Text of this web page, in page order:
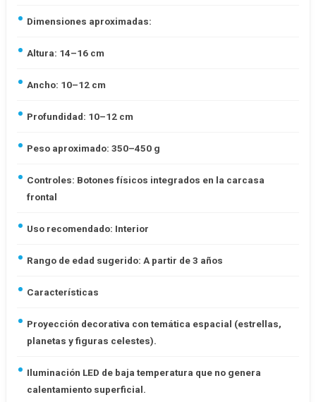
Dimensiones aproximadas:
Altura: 14–16 cm
Ancho: 10–12 cm
Profundidad: 10–12 cm
Peso aproximado: 350–450 g
Controles: Botones físicos integrados en la carcasa
frontal
Uso recomendado: Interior
Rango de edad sugerido: A partir de 3 años
Características
Proyección decorativa con temática espacial (estrellas,
planetas y figuras celestes).
Iluminación LED de baja temperatura que no genera
calentamiento superficial.